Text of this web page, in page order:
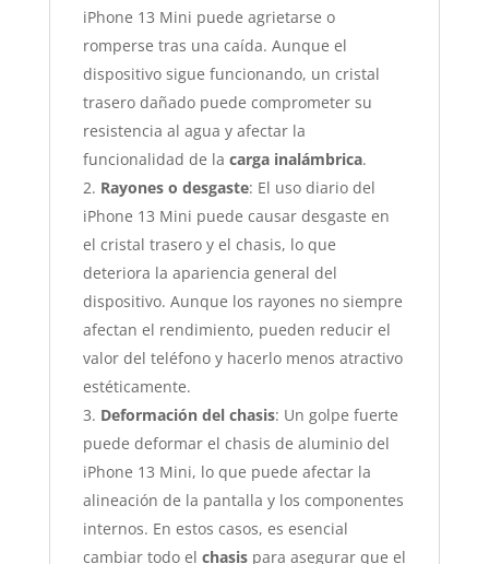
iPhone 13 Mini puede agrietarse o
romperse tras una caída. Aunque el
dispositivo sigue funcionando, un cristal
trasero dañado puede comprometer su
resistencia al agua y afectar la
funcionalidad de la carga inalámbrica.
Rayones o desgaste: El uso diario del
iPhone 13 Mini puede causar desgaste en
el cristal trasero y el chasis, lo que
deteriora la apariencia general del
dispositivo. Aunque los rayones no siempre
afectan el rendimiento, pueden reducir el
valor del teléfono y hacerlo menos atractivo
estéticamente.
Deformación del chasis: Un golpe fuerte
puede deformar el chasis de aluminio del
iPhone 13 Mini, lo que puede afectar la
alineación de la pantalla y los componentes
internos. En estos casos, es esencial
cambiar todo el chasispara asegurar que el